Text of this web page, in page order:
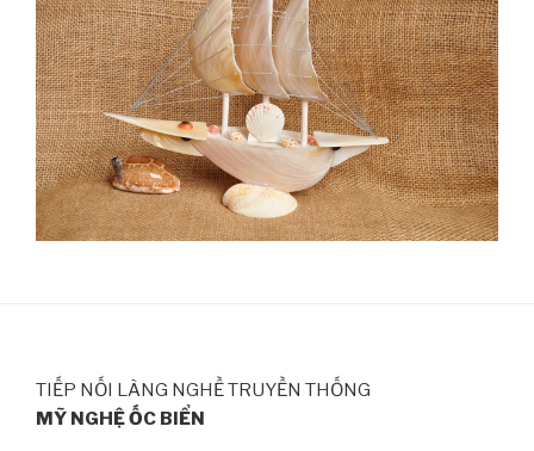
TIẾP NỐI LÀNG NGHỀ TRUYỀN THỐNG
MỸ NGHỆ ỐC BIỂN